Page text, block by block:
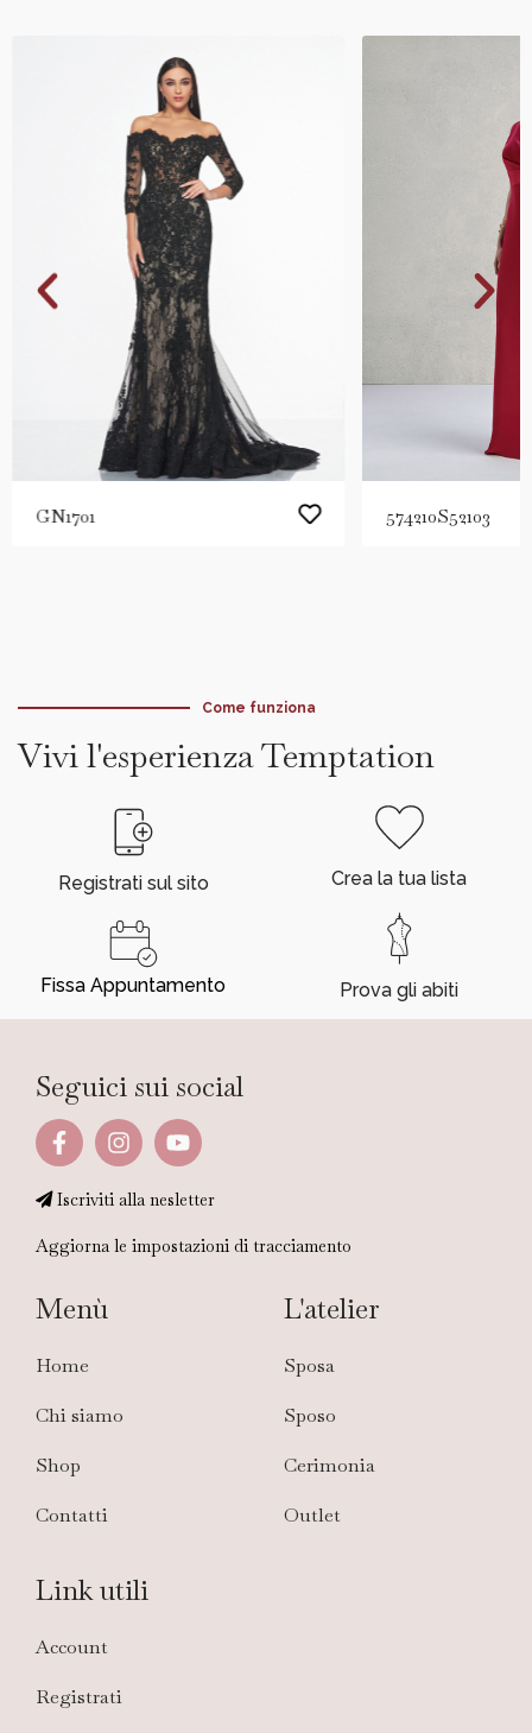
GN1701 574210S52103
Come funziona
Vivi l'esperienza Temptation
Registrati sul sito
Fissa Appuntamento
Crea la tua lista
Prova gli abiti
Seguici sui social
Iscriviti alla nesletter
Aggiorna le impostazioni di tracciamento
Menù
Home
Chi siamo
Shop
Contatti
L'atelier
Sposa
Sposo
Cerimonia
Outlet
Link utili
Account
Registrati